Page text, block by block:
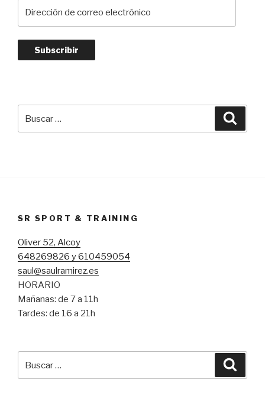
electrónico
Subscribir
por:
SR SPORT & TRAINING
Oliver 52, Alcoy
648269826 y 610459054
saul@saulramirez.es
HORARIO
Mañanas: de 7 a 11h
Tardes: de 16 a 21h
por: